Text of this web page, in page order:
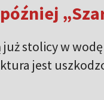
stolicy w
jest